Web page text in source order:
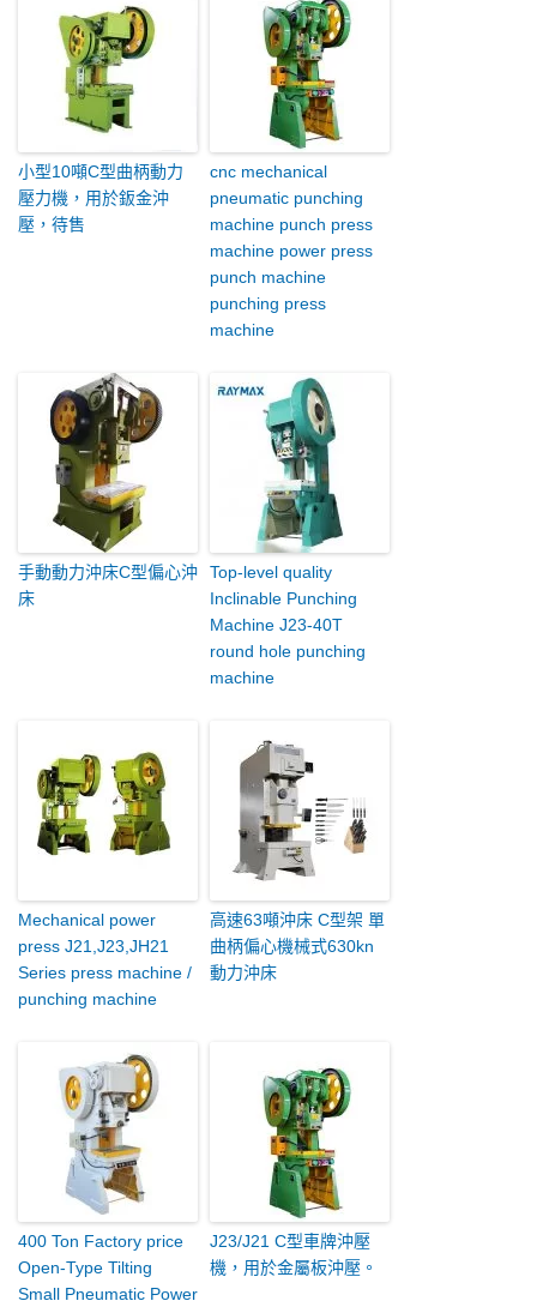
小型10噸C型曲柄動力
壓力機，用於鈑金沖
壓，待售
cnc mechanical
pneumatic punching
machine punch press
machine power press
punch machine
punching press
machine
手動動力沖床C型偏心沖
床
Top-level quality
Inclinable Punching
Machine J23-40T
round hole punching
machine
Mechanical power
press J21,J23,JH21
Series press machine /
punching machine
高速63噸沖床 C型架 單
曲柄偏心機械式630kn
動力沖床
400 Ton Factory price
Open-Type Tilting
Small Pneumatic Power
J23/J21 C型車牌沖壓
機，用於金屬板沖壓。